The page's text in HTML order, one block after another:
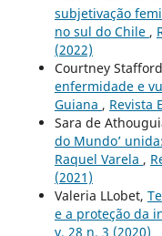
subjetivação
no sul do Chile ,
(2022)
Courtney
enfermidade e
Guiana , Revista
Sara de
do Mundo’
Raquel Varela ,
(2021)
Valeria LLobet,
e a proteção da
v. 28 n. 3 (2020)